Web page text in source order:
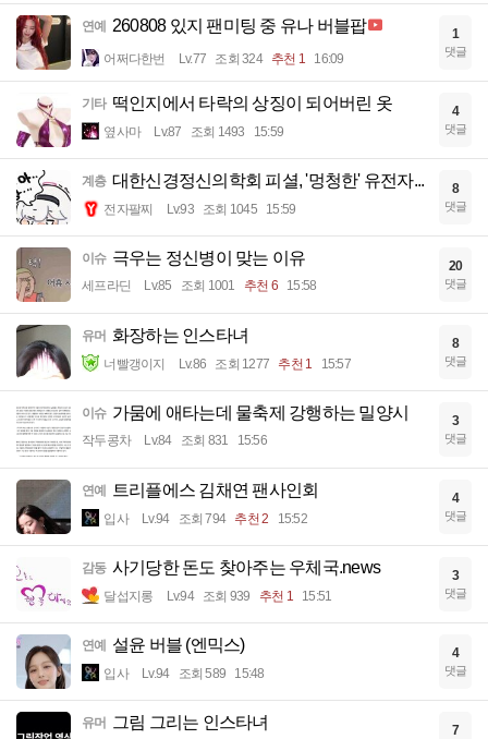
연예 260808 있지 팬미팅 중 유나 버블팝
어쩌다한번 Lv.77 조회 324 추천 1 16:09
1
댓글
기타 떡인지에서 타락의 상징이 되어버린 옷
옆사마 Lv.87 조회 1493 15:59
4
댓글
계층 대한신경정신의학회 피셜, '멍청한' 유전자...
전자팔찌 Lv.93 조회 1045 15:59
8
댓글
이슈 극우는 정신병이 맞는 이유
세프라딘 Lv.85 조회 1001 추천 6 15:58
20
댓글
유머 화장하는 인스타녀
너빨갱이지 Lv.86 조회 1277 추천 1 15:57
8
댓글
이슈 가뭄에 애타는데 물축제 강행하는 밀양시
작두콩차 Lv.84 조회 831 15:56
3
댓글
연예 트리플에스 김채연 팬사인회
입사 Lv.94 조회 794 추천 2 15:52
4
댓글
감동 사기당한 돈도 찾아주는 우체국.news
달섭지롱 Lv.94 조회 939 추천 1 15:51
3
댓글
연예 설윤 버블 (엔믹스)
입사 Lv.94 조회 589 15:48
4
댓글
유머 그림 그리는 인스타녀 7